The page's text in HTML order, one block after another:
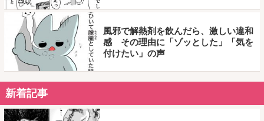
風邪で解熱剤を飲んだら、激しい違和
感 その理由に「ゾッとした」「気を
付けたい」の声
新着記事